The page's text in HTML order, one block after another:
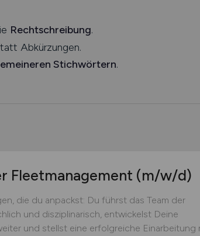
Rechtschreibung.
Abkürzungen.
Stichwörtern.
Fleetmanagement (m/w/d)
die du anpackst: Du führst das Team der
und disziplinarisch, entwickelst Deine
und stellst eine erfolgreiche Einarbeitung